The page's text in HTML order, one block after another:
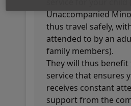
Unaccompanied
thus travel safely,
attended to by an
family members).
They will thus
service that ensures
receives constant
support from the